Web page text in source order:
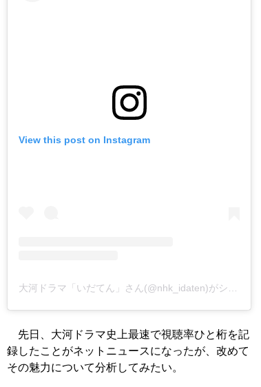
View this post on Instagram
大河ドラマ「いだてん」さん(@nhk_idaten)がシェアした投稿
先日、大河ドラマ史上最速で視聴率ひと桁を記
録したことがネットニュースになったが、改めて
その魅力について分析してみたい。